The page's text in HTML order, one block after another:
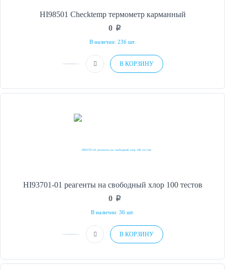
HI98501 Checktemp термометр карманный
0 p
В наличии: 236 шт.
В КОРЗИНУ
HI93701-01 реагенты на свободный хлор 100 тестов
0 p
В наличии: 36 шт.
В КОРЗИНУ